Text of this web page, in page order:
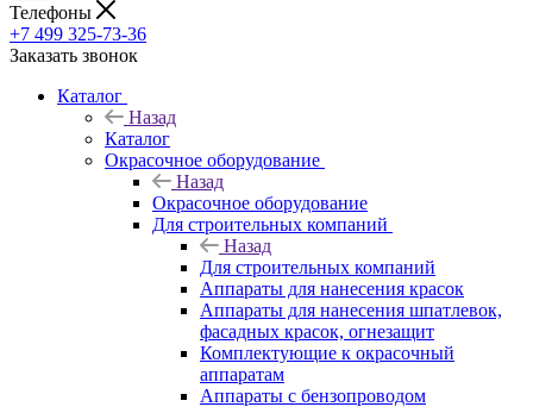
Телефоны
+7 499 325-73-36
Заказать звонок
Каталог
Назад
Каталог
Окрасочное оборудование
Назад
Окрасочное оборудование
Для строительных компаний
Назад
Для строительных компаний
Аппараты для нанесения красок
Аппараты для нанесения шпатлевок,
фасадных красок, огнезащит
Комплектующие к окрасочный
аппаратам
Аппараты с бензопроводом